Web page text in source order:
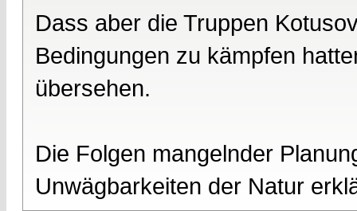
Dass aber die Truppen
Bedingungen zu kämpfen
übersehen.
Die Folgen mangelnder
Unwägbarkeiten der Natur